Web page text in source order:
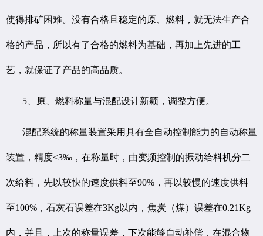
使得排矿困难。没有合格且稳定的原、燃料，就无法生产合
格的产品，所以有了合格的燃料为基础，再加上先进的工
艺，就保证了产品的高品质。
5、原、燃料称量与混配设计新颖，调整方便。
混配系统的称量装置采用具有全自动控制能力的自动称量
装置，精度<3‰，在称量时，由变频控制的振动给料机分二
次给料，先以较快的速度供料至90%，再以较慢的速度供料
至100%，石灰石误差在3Kg以内，焦炭（煤）误差在0.21Kg
内，并且，上次的称量误差，下次能够自动补偿，在混合物